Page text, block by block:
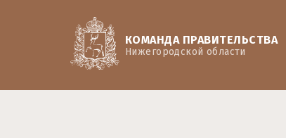
КОМАНДА ПРАВИТЕЛЬСТВА
Нижегородской области